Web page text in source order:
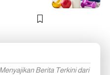
Berita Terkini dari